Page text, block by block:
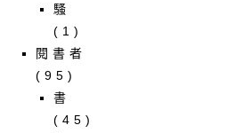
騷
(1)
閱書者
(95)
書
(45)